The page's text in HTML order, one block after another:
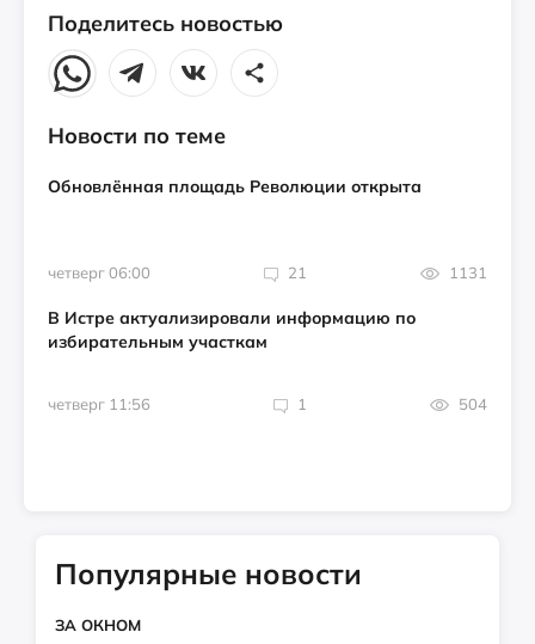
Поделитесь новостью
Новости по теме
Обновлённая площадь Революции открыта
четверг 06:00 21 1131
В Истре актуализировали информацию по
избирательным участкам
четверг 11:56 1 504
Популярные новости
ЗА ОКНОМ